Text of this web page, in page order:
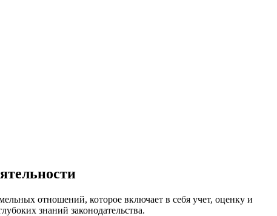
отношений, которое включает в себя учет, оценку и
знаний законодательства.